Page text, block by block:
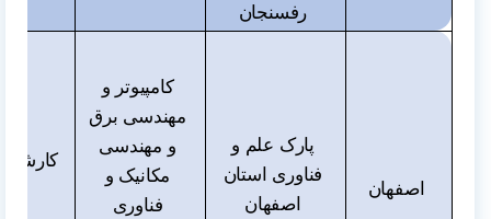
رفسنجان
اصفهان
پارک علم و
فناوری استان
اصفهان
کامپیوتر و
مهندسی برق
و مهندسی
مکانیک و
فناوری